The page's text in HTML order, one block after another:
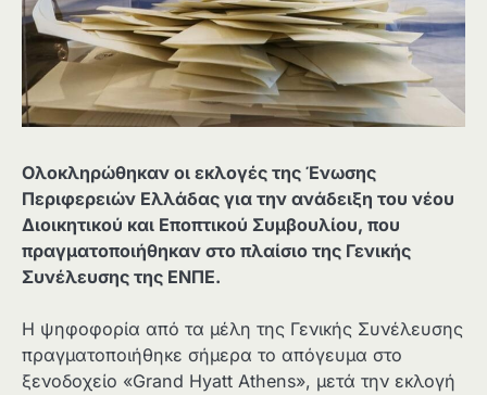
Ολοκληρώθηκαν οι εκλογές της Ένωσης
Περιφερειών Ελλάδας για την ανάδειξη του νέου
Διοικητικού και Εποπτικού Συμβουλίου, που
πραγματοποιήθηκαν στο πλαίσιο της Γενικής
Συνέλευσης της ΕΝΠΕ.
Η ψηφοφορία από τα μέλη της Γενικής Συνέλευσης
πραγματοποιήθηκε σήμερα το απόγευμα στο
ξενοδοχείο «Grand Hyatt Athens», μετά την εκλογή